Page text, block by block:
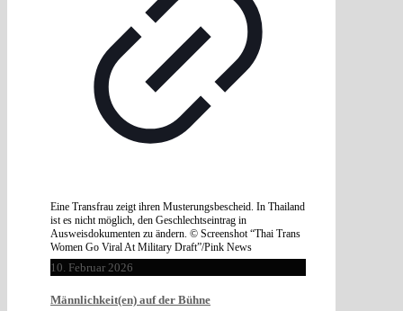
Eine Transfrau zeigt ihren Musterungsbescheid. In Thailand
ist es nicht möglich, den Geschlechtseintrag in
Ausweisdokumenten zu ändern. © Screenshot “Thai Trans
Women Go Viral At Military Draft”/Pink News
10. Februar 2026
Männlichkeit(en) auf der Bühne